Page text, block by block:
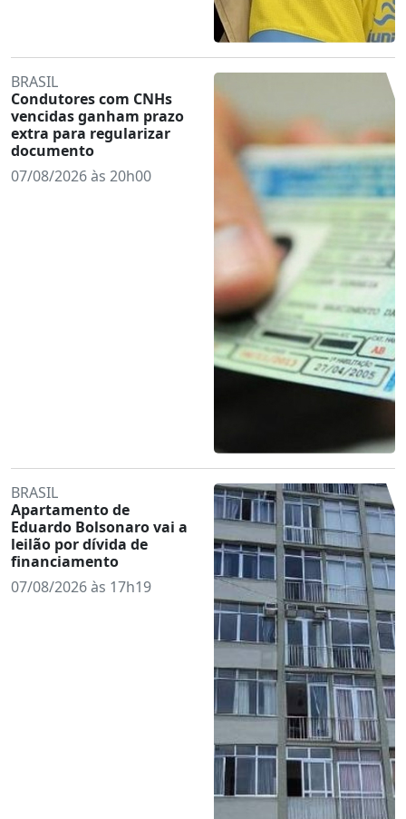
BRASIL
Condutores com CNHs
vencidas ganham prazo
extra para regularizar
documento
07/08/2026 às 20h00
BRASIL
Apartamento de
Eduardo Bolsonaro vai a
leilão por dívida de
financiamento
07/08/2026 às 17h19